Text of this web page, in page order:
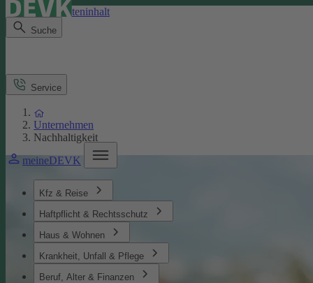
Direkt zum Seiteninhalt
Suche
meineDEVK
Kfz & Reise
Haftpflicht & Rechtsschutz
Haus & Wohnen
Krankheit, Unfall & Pflege
Beruf, Alter & Finanzen
Service
Unternehmen
Nachhaltigkeit